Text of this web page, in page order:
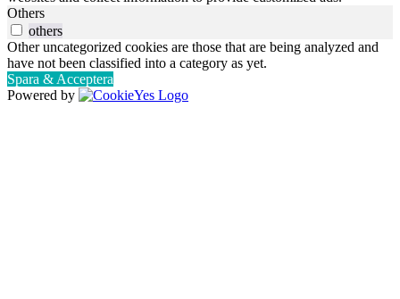
Others
others
Other uncategorized cookies are those that are being analyzed and
have not been classified into a category as yet.
Spara & Acceptera
Powered by